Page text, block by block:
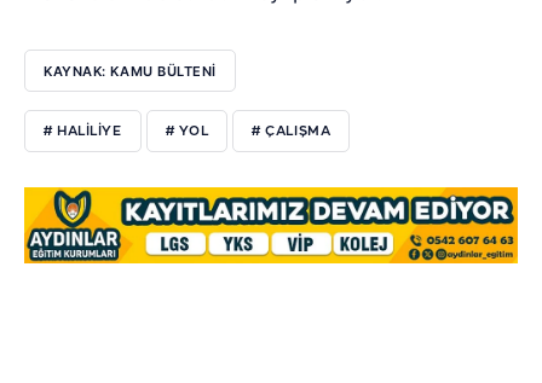
KAYNAK: KAMU BÜLTENİ
# HALILIYE # YOL # ÇALIŞMA